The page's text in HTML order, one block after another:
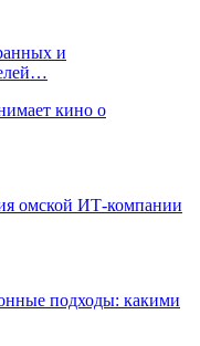
и
кино о
омской ИТ-компании
подходы: какими